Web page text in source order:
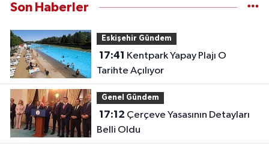
Son Haberler
Eskişehir Gündem
17:41
Tarihte Açılıyor
Genel Gündem
17:12
Belli Oldu